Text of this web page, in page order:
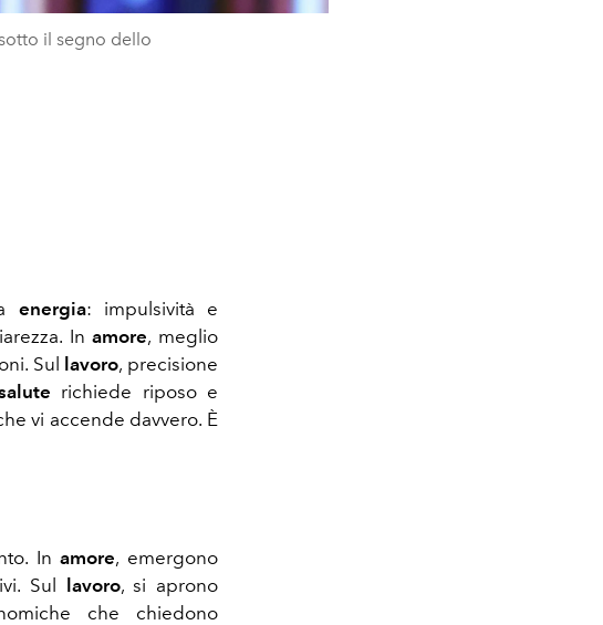
il segno dello
energia: impulsività e
Inamore, meglio
Sul lavoro, precisione
richiede riposo e
vi accende davvero. È
Inamore, emergono
Sul lavoro, si aprono
che chiedono